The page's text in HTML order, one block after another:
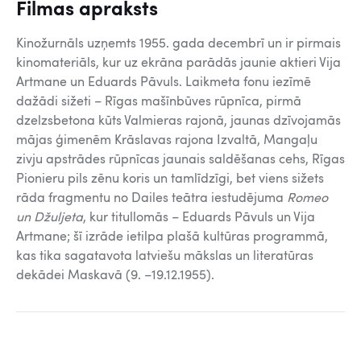
Filmas apraksts
Kinožurnāls uzņemts 1955. gada decembrī un ir pirmais
kinomateriāls, kur uz ekrāna parādās jaunie aktieri Vija
Artmane un Eduards Pāvuls. Laikmeta fonu iezīmē
dažādi sižeti – Rīgas mašīnbūves rūpnīca, pirmā
dzelzsbetona kūts Valmieras rajonā, jaunas dzīvojamās
mājas ģimenēm Krāslavas rajona Izvaltā, Mangaļu
zivju apstrādes rūpnīcas jaunais saldēšanas cehs, Rīgas
Pionieru pils zēnu koris un tamlīdzīgi, bet viens sižets
rāda fragmentu no Dailes teātra iestudējuma Romeo
un Džuljeta, kur titullomās – Eduards Pāvuls un Vija
Artmane; šī izrāde ietilpa plašā kultūras programmā,
kas tika sagatavota latviešu mākslas un literatūras
dekādei Maskavā (9. –19.12.1955).